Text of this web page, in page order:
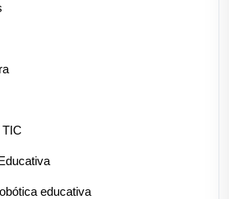
educativa